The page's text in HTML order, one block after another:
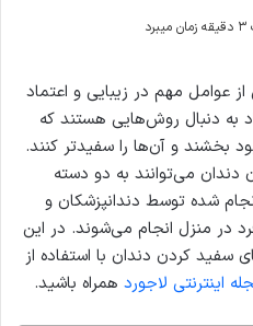
عوامل مهم در زیبایی و اعتماد
به دنبال روش‌هایی هستند که
بخشند و آن‌ها را سفیدتر کنند.
می‌توانند به دو دسته
شده توسط دندانپزشکان و
در منزل انجام می‌شوند. در این
سفید کردن دندان با استفاده از
اینترنتی لاجورد همراه باشید.